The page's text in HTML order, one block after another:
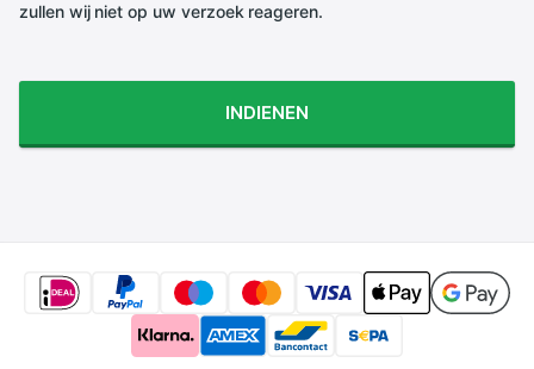
zullen wij niet op uw verzoek reageren.
INDIENEN